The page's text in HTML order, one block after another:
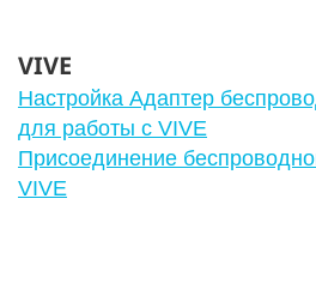
VIVE
Настройка Адаптер
для работы с VIVE
Присоединение
VIVE